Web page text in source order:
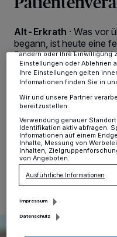
Alt-Erkrath · Was vor
begann, ist heute eine
Bereits zum 13. Mal
und der Förderverein
Patientenveranstaltung
Erkrath wieder in ein
17.03.2026 , 12:04 Uhr
Tracking-Technologien für
Anzeigen möglicherweise
dieses Menü jederzeit wieder
ändern oder Ihre Einwilligung
Einstellungen oder Ablehnen
Ihre Einstellungen gelten
Informationen finden Sie in
Wir und unsere Partner
bereitzustellen:
Verwendung genauer
Identifikation aktiv abfragen.
Informationen auf einem
Inhalte, Messung von
Inhalten,
von Angeboten.
Ausführliche Informationen
Impressum
Datenschutz